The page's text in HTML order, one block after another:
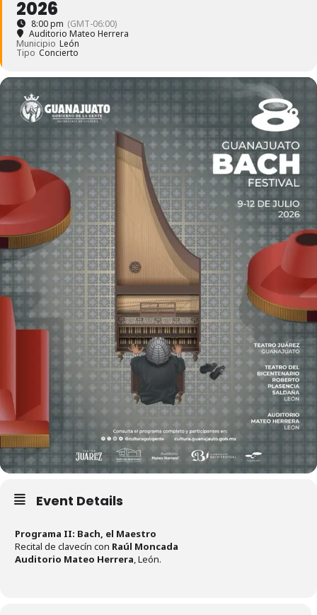
2026
8:00 pm (GMT-06:00)
Auditorio Mateo Herrera
Municipio León
Tipo Concierto
Event Details
Programa II: Bach, el Maestro
Recital de clavecín con Raúl Moncada
Auditorio Mateo Herrera, León.